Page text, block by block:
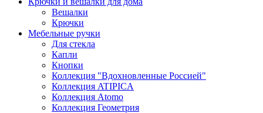
Вешалки
Крючки
Мебельные ручки
Для стекла
Капли
Кнопки
Коллекция "Вдохновленные Россией"
Коллекция ATIPICA
Коллекция Atomo
Коллекция Геометрия